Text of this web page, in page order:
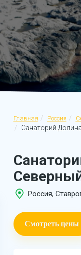
Главная Россия
Санаторий
Россия,
Смотреть цены